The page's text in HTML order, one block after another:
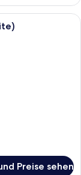
Meerblick
Preise sehen